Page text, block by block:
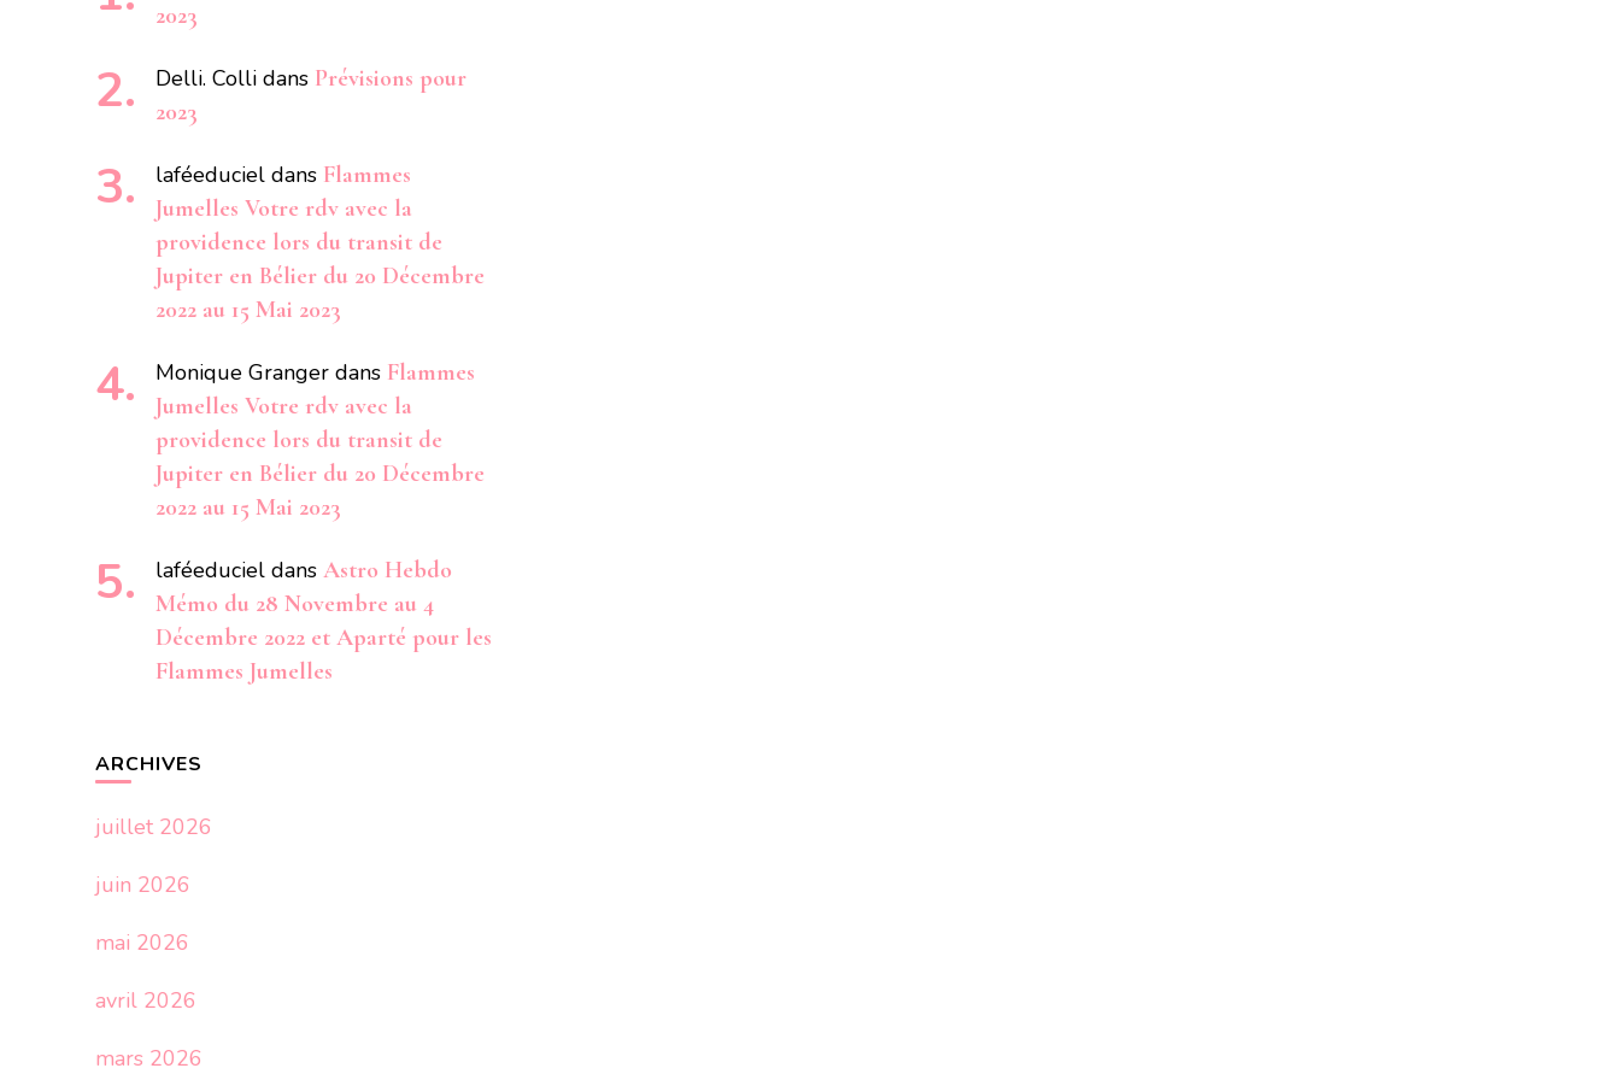
2023
Delli. Colli dans Prévisions pour
2023
laféeduciel dans Flammes
Jumelles Votre rdv avec la
providence lors du transit de
Jupiter en Bélier du 20 Décembre
2022 au 15 Mai 2023
Monique Granger dans Flammes
Jumelles Votre rdv avec la
providence lors du transit de
Jupiter en Bélier du 20 Décembre
2022 au 15 Mai 2023
laféeduciel dans Astro Hebdo
Mémo du 28 Novembre au 4
Décembre 2022 et Aparté pour les
Flammes Jumelles
ARCHIVES
juillet 2026
juin 2026
mai 2026
avril 2026
mars 2026